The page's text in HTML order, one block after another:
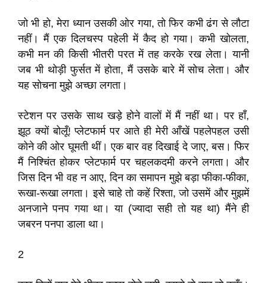
जो भी हो, मेरा ध्यान उसकी ओर गया, तो फिर कभी ढंग से लौटा
नहीं। मैं एक दिलचस्प पहेली में कैद हो गया। कभी खोलता,
कभी मन की किसी भीतरी परत में तह करके रख लेता। यानी
जब भी थोड़ी फुर्सत में होता, मैं उसके बारे में सोच लेता। और
यह सोचना मुझे अच्छा लगता।
स्टेशन पर उसके साथ खड़े होने वालों में मैं नहीं था। पर हाँ,
झूठ क्यों बोलूँ! प्लेटफार्म पर आते ही मेरी आँखें पहलेपहल उसी
कोने की ओर घूमती थीं। एक बार वह दिखाई दे जाए, बस। फिर
मैं निश्चिंत होकर प्लेटफार्म पर चहलकदमी करने लगता। और
जिस दिन भी वह न आए, दिन का समापन मुझे बड़ा फीका-फीका,
रूखा-रूखा लगता। इसे चाहे तो कहें रिश्ता, जो उसमें और मुझमें
अनजाने पनप गया था। या (ज्यादा सही तो यह था) मैंने ही
जबरन पनपा डाला था।
2